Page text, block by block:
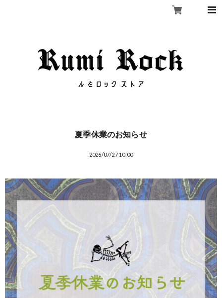
夏季休業のお知らせ
2026/07/27 10:00